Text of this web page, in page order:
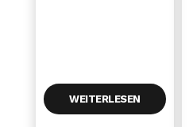
WEITERLESEN